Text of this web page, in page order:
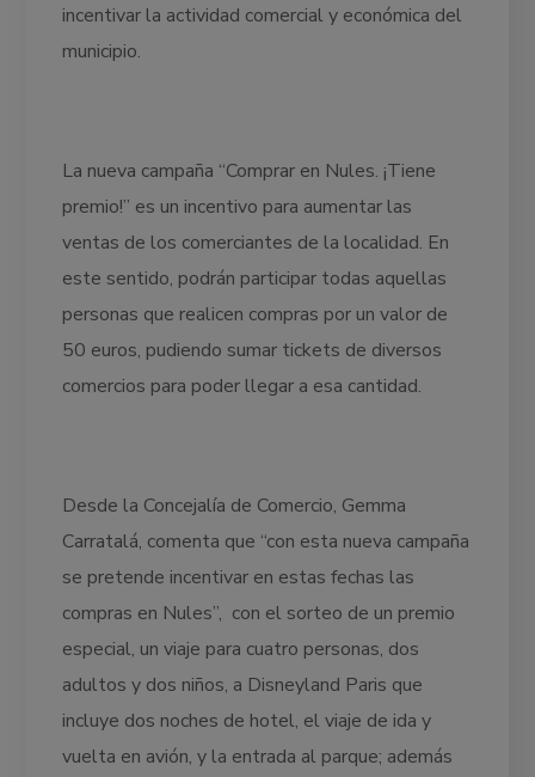
incentivar la actividad comercial y económica del
municipio.
La nueva campaña “Comprar en Nules. ¡Tiene
premio!” es un incentivo para aumentar las
ventas de los comerciantes de la localidad. En
este sentido, podrán participar todas aquellas
personas que realicen compras por un valor de
50 euros, pudiendo sumar tickets de diversos
comercios para poder llegar a esa cantidad.
Desde la Concejalía de Comercio, Gemma
Carratalá, comenta que “con esta nueva campaña
se pretende incentivar en estas fechas las
compras en Nules”, con el sorteo de un premio
especial, un viaje para cuatro personas, dos
adultos y dos niños, a Disneyland Paris que
incluye dos noches de hotel, el viaje de ida y
vuelta en avión, y la entrada al parque; además